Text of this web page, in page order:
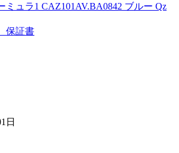
ミュラ1 CAZ101AV.BA0842 ブルー Qz
保証書
日